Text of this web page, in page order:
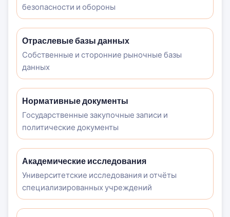
безопасности и обороны
Отраслевые базы данных
Собственные и сторонние рыночные базы
данных
Нормативные документы
Государственные закупочные записи и
политические документы
Академические исследования
Университетские исследования и отчёты
специализированных учреждений